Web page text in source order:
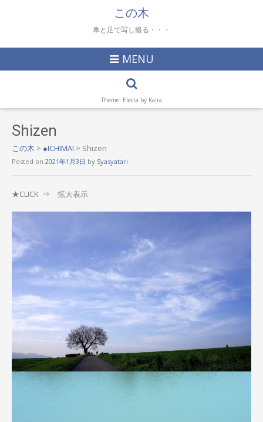
この木
車と足で写し撮る・・・
MENU
Theme: Electa by Kaira
Shizen
この木 > ●ICHIMAI > Shizen
Posted on 2021年1月3日 by Syasyatari
★CLICK ⇒ 拡大表示